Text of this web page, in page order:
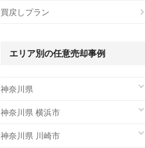
買戻しプラン
エリア別の任意売却事例
神奈川県
神奈川県 横浜市
神奈川県 川崎市